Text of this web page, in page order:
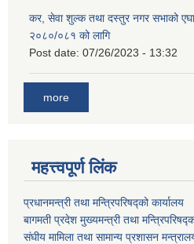
कर, सेवा शुल्क तथा दस्तुर नगर सभाको
२०८०/०८१ को लागि
Post date: 07/26/2023 - 13:32
more
महत्त्वपूर्ण लिंक
प्रधानमन्त्री तथा मन्त्रिपरिषद्को कार्यालय
बागमती प्रदेश मुख्यमन्त्री तथा
संघीय मामिला तथा सामान्य प्रशासन